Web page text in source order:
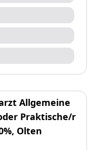
Allgemeine
Praktische/r
Olten